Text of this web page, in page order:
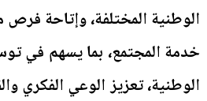
الوطنية المختلفة، وإتاحة
خدمة المجتمع، بما يسهم في
الوطنية، تعزيز الوعي الفكري